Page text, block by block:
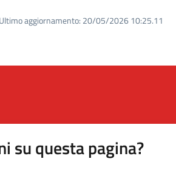
Ultimo aggiornamento: 20/05/2026 10:25.11
su questa pagina?